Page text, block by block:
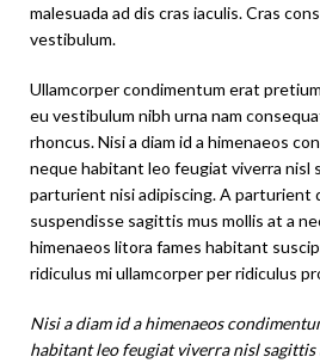
malesuada ad dis cras iaculis. Cras
vestibulum.
Ullamcorper condimentum erat
eu vestibulum nibh urna nam
rhoncus. Nisi a diam id a himenaeos
neque habitant leo feugiat viverra nisl
parturient nisi adipiscing. A parturient
suspendisse sagittis mus mollis at a
himenaeos litora fames habitant
ridiculus mi ullamcorper per ridiculus
Nisi a diam id a himenaeos
habitant leo feugiat viverra nisl